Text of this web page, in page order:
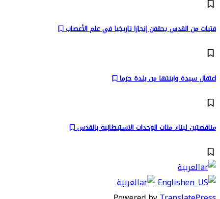
فتيات من القدس يحققن إنجازا تاريخيا في علم الأعصاب
اعتقال سيدة وابنتها من بلدة حزما
مناقصتين لبناء مئات الوحدات الاستيطانية بالقدس
العربية
English
العربية